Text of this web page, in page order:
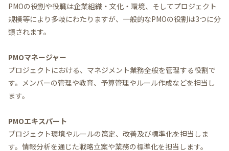
PMOの役割や役職は企業組織・文化・環境、そしてプロジェクト
規模等により多岐にわたりますが、一般的なPMOの役割は3つに分
類されます。
PMOマネージャー
プロジェクトにおける、マネジメント業務全般を管理する役割で
す。メンバーの管理や教育、予算管理やルール作成などを担当し
ます。
PMOエキスパート
プロジェクト環境やルールの策定、改善及び標準化を担当しま
す。情報分析を通じた戦略立案や業務の標準化を担当します。